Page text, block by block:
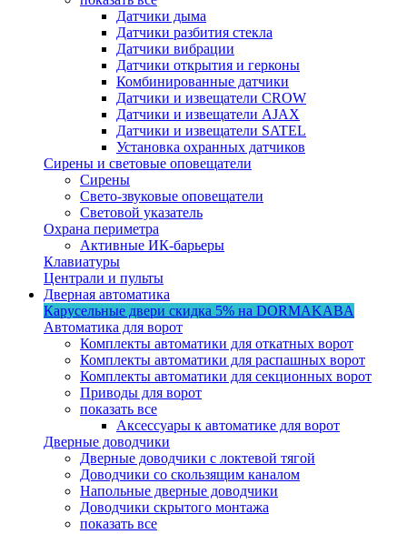
Датчики дыма
Датчики разбития стекла
Датчики вибрации
Датчики открытия и герконы
Комбинированные датчики
Датчики и извещатели CROW
Датчики и извещатели AJAX
Датчики и извещатели SATEL
Установка охранных датчиков
Сирены и световые оповещатели
Сирены
Свето-звуковые оповещатели
Световой указатель
Охрана периметра
Активные ИК-барьеры
Клавиатуры
Централи и пульты
Дверная автоматика
Карусельные двери скидка 5% на DORMAKABA
Автоматика для ворот
Комплекты автоматики для откатных ворот
Комплекты автоматики для распашных ворот
Комплекты автоматики для секционных ворот
Приводы для ворот
показать все
Аксессуары к автоматике для ворот
Дверные доводчики
Дверные доводчики с локтевой тягой
Доводчики со скользящим каналом
Напольные дверные доводчики
Доводчики скрытого монтажа
показать все